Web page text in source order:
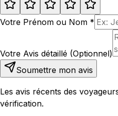
Votre Prénom ou Nom *
Votre Avis détaillé (Optionnel)
Soumettre mon avis
Les avis récents des
vérification.